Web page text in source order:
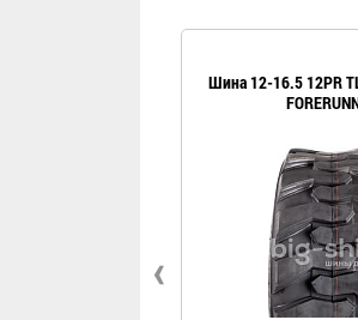
Шина 12-16.5 12PR
‹